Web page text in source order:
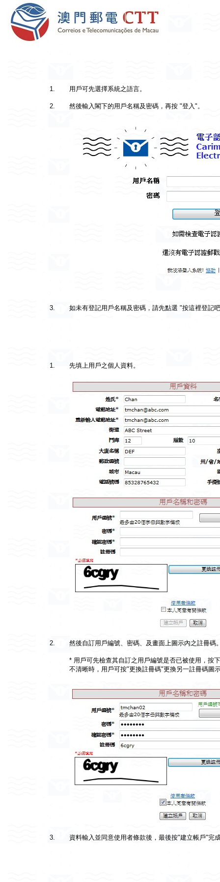
1. 用戶可先選擇系統之語言。
2. 然後輸入閣下的用戶名稱及密碼，再按 "登入"。
3. 如未有登記用戶名稱及密碼，請先點選 "按這裡登記
1. 先填上用戶之個人資料。
2. 然後自訂用戶編號、密碼、及畫面上圖示內之註冊碼
* 用戶可先檢查其自訂之用戶編號是否已被使用，按
不清晰時，用戶可按"更換註冊碼"更換另一註冊碼圖
3. 資料輸入並同意使用者條款後，最後按"建立帳戶"完